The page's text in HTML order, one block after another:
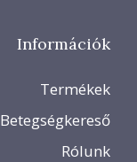
Információk
Termékek
Betegségkereső
Rólunk